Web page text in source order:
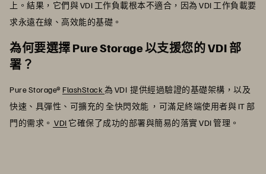
上。結果，它們與 VDI 工作負載根本不適合，因為 VDI 工作負載要
求永遠在線、高效能的基礎。
為何要選擇 Pure Storage 以支援您的 VDI 部
署？
Pure Storage® FlashStack為 VDI 提供經過驗證的基礎架構，以及
快速、具彈性、可擴充的 全快閃效能 ，可滿足終端使用者與 IT 部
門的需求。 VDI 它確保了成功的部署與簡易的落實 VDI 管理。